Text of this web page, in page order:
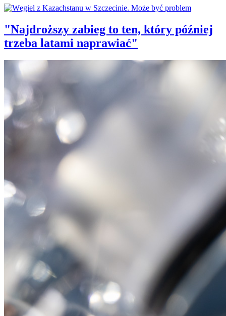
"Najdroższy zabieg to ten, który później
trzeba latami naprawiać"